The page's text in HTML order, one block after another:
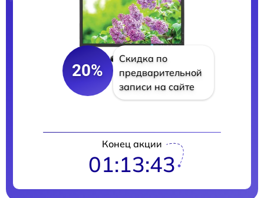
20%
Скидка по
предварительной
записи на сайте
Конец акции
01:13:42